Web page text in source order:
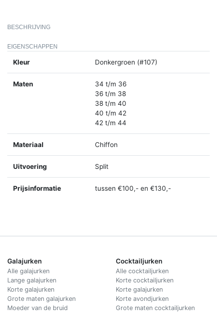
BESCHRIJVING
EIGENSCHAPPEN
Kleur Donkergroen (#107)
Maten
34 t/m 36
36 t/m 38
38 t/m 40
40 t/m 42
42 t/m 44
Materiaal Chiffon
Uitvoering Split
Prijsinformatie tussen €100,- en €130,-
Galajurken
Alle galajurken
Lange galajurken
Korte galajurken
Grote maten galajurken
Moeder van de bruid
Cocktailjurken
Alle cocktailjurken
Korte cocktailjurken
Korte galajurken
Korte avondjurken
Grote maten cocktailjurken